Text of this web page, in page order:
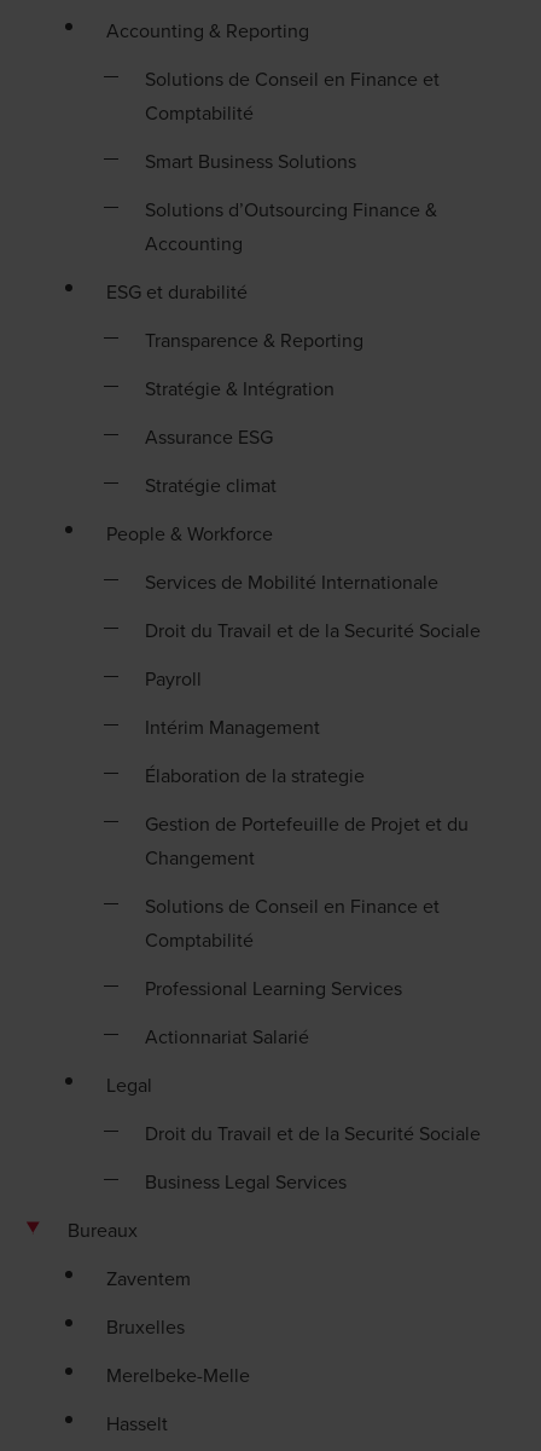
Accounting & Reporting
Solutions de Conseil en Finance et
Comptabilité
Smart Business Solutions
Solutions d’Outsourcing Finance &
Accounting
ESG et durabilité
Transparence & Reporting
Stratégie & Intégration
Assurance ESG
Stratégie climat
People & Workforce
Services de Mobilité Internationale
Droit du Travail et de la Securité Sociale
Payroll
Intérim Management
Élaboration de la strategie
Gestion de Portefeuille de Projet et du
Changement
Solutions de Conseil en Finance et
Comptabilité
Professional Learning Services
Actionnariat Salarié
Legal
Droit du Travail et de la Securité Sociale
Business Legal Services
Bureaux
Zaventem
Bruxelles
Merelbeke-Melle
Hasselt